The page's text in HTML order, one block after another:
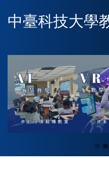
到
內
中臺科技大學